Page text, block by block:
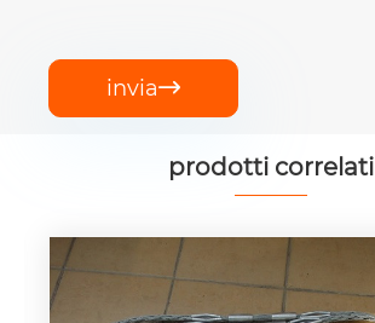
invia
prodotti correlati